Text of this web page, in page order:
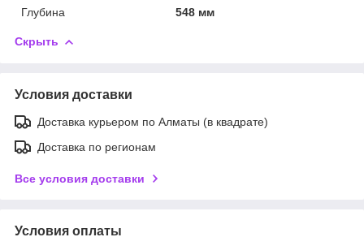
Глубина
548 мм
Скрыть
Условия доставки
Доставка курьером по Алматы (в квадрате)
Доставка по регионам
Все условия доставки
Условия оплаты